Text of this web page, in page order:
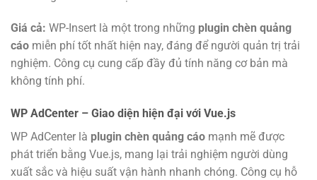
Giá cả: WP-Insert là một trong những plugin chèn quảng
cáo miễn phí tốt nhất hiện nay, đáng để người quản trị trải
nghiệm. Công cụ cung cấp đầy đủ tính năng cơ bản mà
không tính phí.
WP AdCenter – Giao diện hiện đại với Vue.js
WP AdCenter là plugin chèn quảng cáo mạnh mẽ được
phát triển bằng Vue.js, mang lại trải nghiệm người dùng
xuất sắc và hiệu suất vận hành nhanh chóng. Công cụ hỗ